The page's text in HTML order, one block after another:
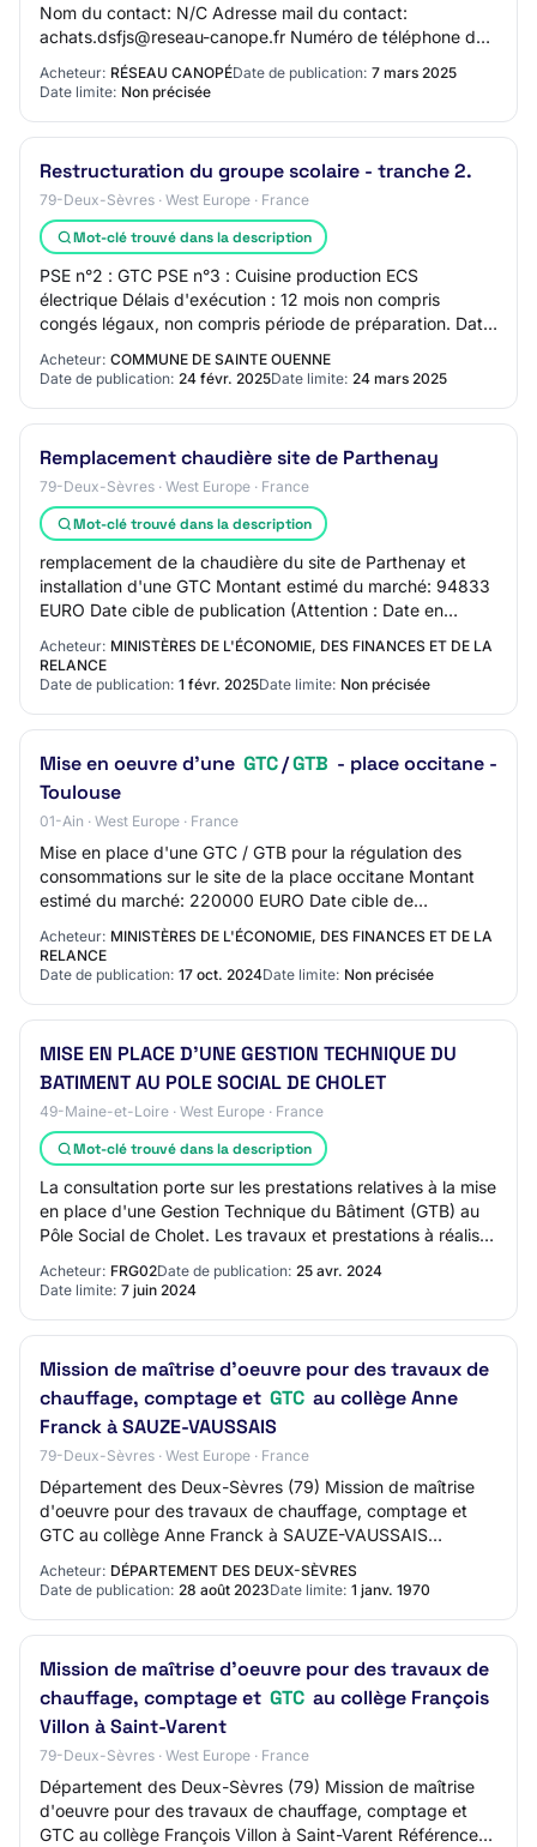
Nom du contact: N/C Adresse mail du contact:
achats.dsfjs@reseau-canope.fr Numéro de téléphone du
contact: 0549497878 Section 3 - Identification du m…
Acheteur: RÉSEAU CANOPÉDate de publication: 7 mars 2025
Date limite: Non précisée
Restructuration du groupe scolaire - tranche 2.
79-Deux-Sèvres · West Europe · France
Mot-clé trouvé dans la description
PSE n°2 : GTC PSE n°3 : Cuisine production ECS
électrique Délais d'exécution : 12 mois non compris
congés légaux, non compris période de préparation. Date
Acheteur: COMMUNE DE SAINTE OUENNE
Date de publication: 24 févr. 2025Date limite: 24 mars 2025
Remplacement chaudière site de Parthenay
79-Deux-Sèvres · West Europe · France
Mot-clé trouvé dans la description
remplacement de la chaudière du site de Parthenay et
installation d'une GTC Montant estimé du marché: 94833
EURO Date cible de publication (Attention : Date en
format anglais aaaa/mm/jj): 2025-02-01
Acheteur: MINISTÈRES DE L'ÉCONOMIE, DES FINANCES ET DE LA
RELANCE
Date de publication: 1 févr. 2025Date limite: Non précisée
Mise en oeuvre d'une GTC/GTB - place occitane -
Toulouse
01-Ain · West Europe · France
Mise en place d'une GTC / GTB pour la régulation des
consommations sur le site de la place occitane Montant
estimé du marché: 220000 EURO Date cible de
publication (Attention : Date en format anglais…
Acheteur: MINISTÈRES DE L'ÉCONOMIE, DES FINANCES ET DE LA
RELANCE
Date de publication: 17 oct. 2024Date limite: Non précisée
MISE EN PLACE D'UNE GESTION TECHNIQUE DU
BATIMENT AU POLE SOCIAL DE CHOLET
49-Maine-et-Loire · West Europe · France
Mot-clé trouvé dans la description
La consultation porte sur les prestations relatives à la mise
en place d'une Gestion Technique du Bâtiment (GTB) au
Pôle Social de Cholet. Les travaux et prestations à réaliser
Acheteur: FRG02Date de publication: 25 avr. 2024
Date limite: 7 juin 2024
Mission de maîtrise d'oeuvre pour des travaux de
chauffage, comptage et GTC au collège Anne
Franck à SAUZE-VAUSSAIS
79-Deux-Sèvres · West Europe · France
Département des Deux-Sèvres (79) Mission de maîtrise
d'oeuvre pour des travaux de chauffage, comptage et
GTC au collège Anne Franck à SAUZE-VAUSSAIS
Référence Deux-Sevres_79_A_20230405W2_1 Type de
ma…
Acheteur: DÉPARTEMENT DES DEUX-SÈVRES
Date de publication: 28 août 2023Date limite: 1 janv. 1970
Mission de maîtrise d'oeuvre pour des travaux de
chauffage, comptage et GTC au collège François
Villon à Saint-Varent
79-Deux-Sèvres · West Europe · France
Département des Deux-Sèvres (79) Mission de maîtrise
d'oeuvre pour des travaux de chauffage, comptage et
GTC au collège François Villon à Saint-Varent Référence